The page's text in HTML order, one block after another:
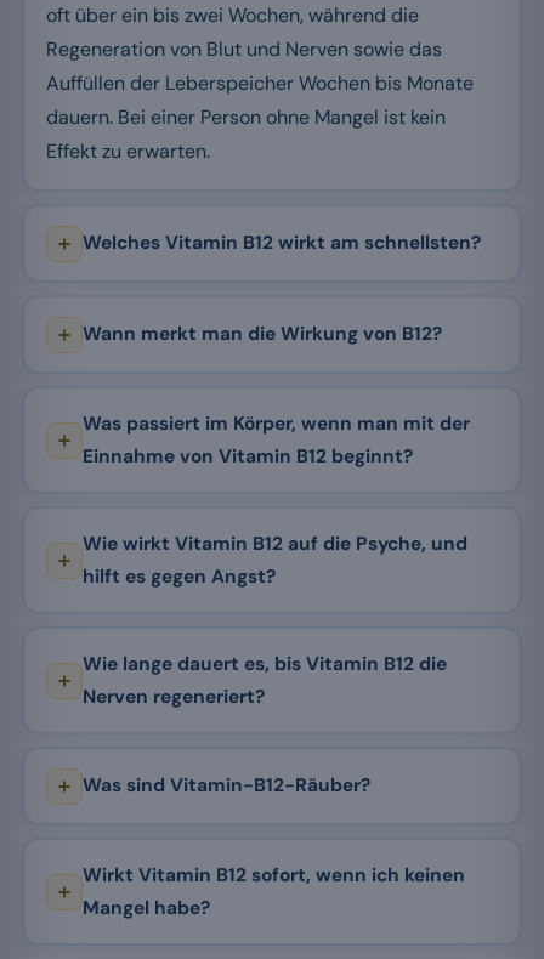
oft über ein bis zwei Wochen, während die
Regeneration von Blut und Nerven sowie das
Auffüllen der Leberspeicher Wochen bis Monate
dauern. Bei einer Person ohne Mangel ist kein
Effekt zu erwarten.
Welches Vitamin B12 wirkt am schnellsten?
Wann merkt man die Wirkung von B12?
Was passiert im Körper, wenn man mit der
Einnahme von Vitamin B12 beginnt?
Wie wirkt Vitamin B12 auf die Psyche, und
hilft es gegen Angst?
Wie lange dauert es, bis Vitamin B12 die
Nerven regeneriert?
Was sind Vitamin-B12-Räuber?
Wirkt Vitamin B12 sofort, wenn ich keinen
Mangel habe?